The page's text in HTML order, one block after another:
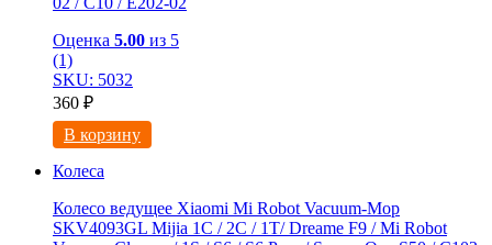
Оценка 5.00 из 5
(1)
SKU: 5032
360 ₽
В корзину
Колеса
Колесо ведущее Xiaomi Mi Robot Vacuum-Mop
SKV4093GL Mijia 1C / 2C / 1T/ Dreame F9 / Mi Robot